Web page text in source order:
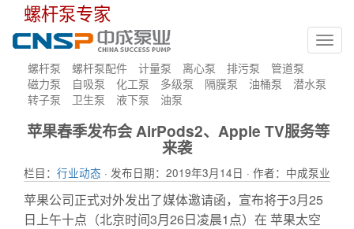
螺杆泵专家
螺杆泵 螺杆泵配件 计量泵 离心泵 排污泵
管道泵
磁力泵
自吸泵 化工泵 多级泵 隔膜泵 油桶泵
潜水泵
转子泵
卫生泵 液下泵 油泵
苹果春季发布会 AirPods2、Apple TV服务等
来袭
栏目： 行业动态 · 发布日期：2019年3月14日 · 作者：中成泵业
苹果公司正式对外发出了媒体邀请函，宣布将于3月25
日上午十点（北京时间3月26日凌晨1点）在 苹果太空